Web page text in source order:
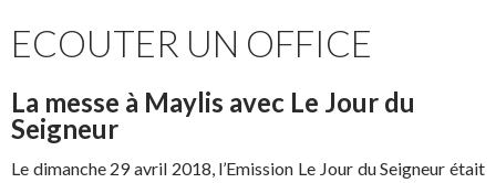
ECOUTER UN OFFICE
La messe à Maylis avec Le Jour du
Seigneur
Le dimanche 29 avril 2018, l’Emission Le Jour du Seigneur était